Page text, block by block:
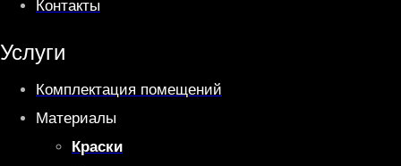
Контакты
Услуги
Комплектация помещений
Материалы
Краски